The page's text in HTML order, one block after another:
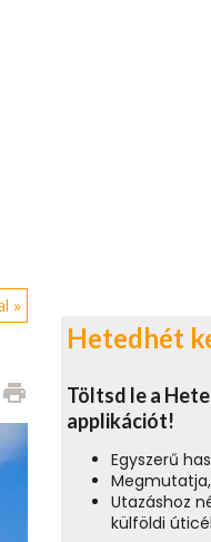
»
print
Hetedhét
Töltsd le a
applikációt!
Egyszerű
Utazáshoz
külföldi